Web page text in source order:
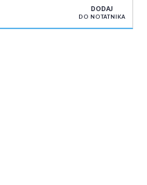
DODAJ
DO NOTATNIKA